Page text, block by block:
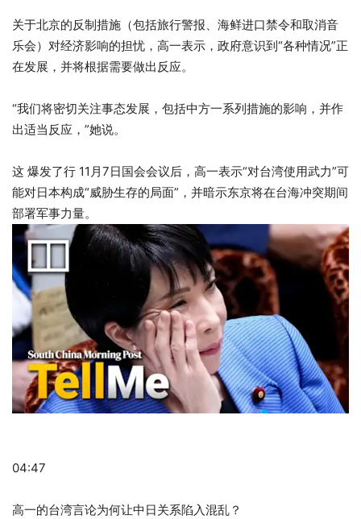
关于北京的反制措施（包括旅行警报、海鲜进口禁令和取消音
乐会）对经济影响的担忧，高一表示，政府意识到“各种情况”正
在发展，并将根据需要做出反应。
“我们将密切关注事态发展，包括中方一系列措施的影响，并作
出适当反应，”她说。
这 爆发了行 11月7日国会会议后，高一表示“对台湾使用武力”可
能对日本构成“威胁生存的局面”，并暗示东京将在台海冲突期间
部署军事力量。
04:47
高一的台湾言论为何让中日关系陷入混乱？